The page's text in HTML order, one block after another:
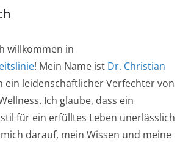
willkommen in
! Mein Name ist Dr. Christian
ein leidenschaftlicher Verfechter von
Ich glaube, dass ein
für ein erfülltes Leben unerlässlich
darauf, mein Wissen und meine